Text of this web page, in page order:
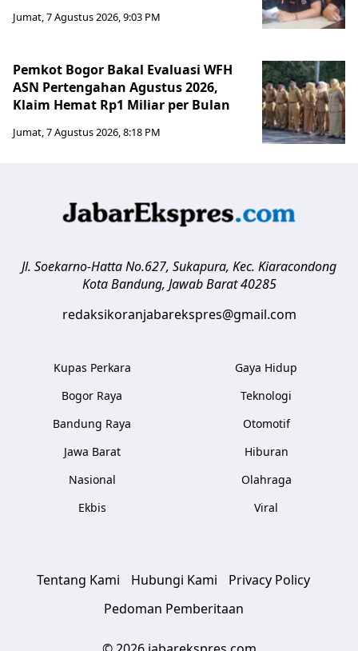
Jumat, 7 Agustus 2026, 9:03 PM
Pemkot Bogor Bakal Evaluasi WFH
ASN Pertengahan Agustus 2026,
Klaim Hemat Rp1 Miliar per Bulan
Jumat, 7 Agustus 2026, 8:18 PM
Jl. Soekarno-Hatta No.627, Sukapura, Kec. Kiaracondong
Kota Bandung, Jawab Barat 40285
redaksikoranjabarekspres@gmail.com
Kupas Perkara
Bogor Raya
Bandung Raya
Jawa Barat
Nasional
Ekbis
Gaya Hidup
Teknologi
Otomotif
Hiburan
Olahraga
Viral
Tentang Kami Hubungi Kami
Privacy Policy
Pedoman Pemberitaan